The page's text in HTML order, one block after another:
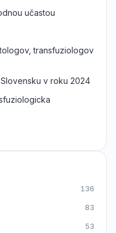
učastou
transfuziologov
v roku 2024
136
83
53